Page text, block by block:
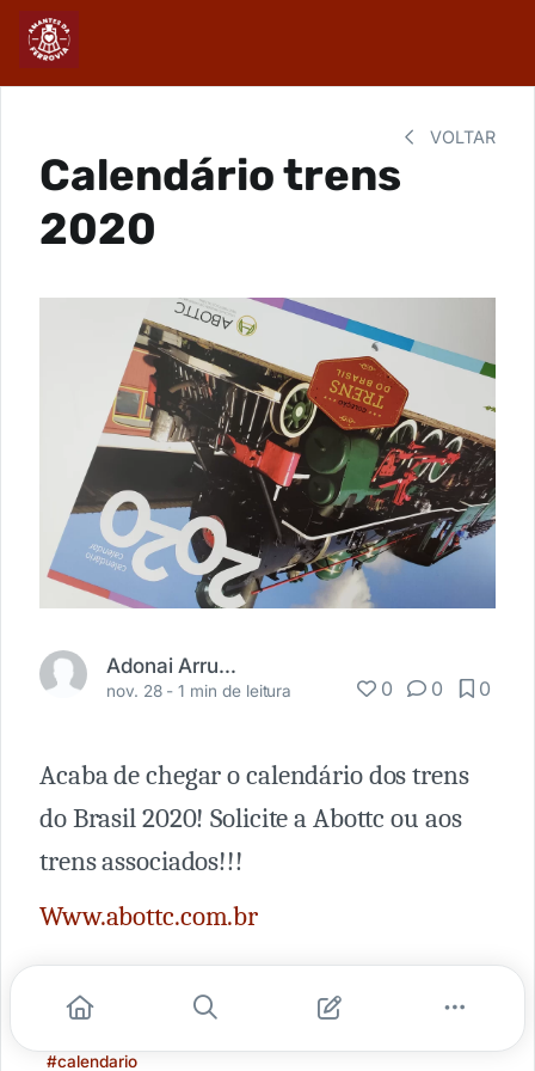
VOLTAR
Calendário trens
2020
Adonai Arruda Filho
nov. 28 -1 min de leitura 0 0 0
Acaba de chegar o calendário dos trens
do Brasil 2020! Solicite a Abottc ou aos
trens associados!!!
Www.abottc.com.br
#trem e turismo #abottc
#ferrovias brasil
#calendario